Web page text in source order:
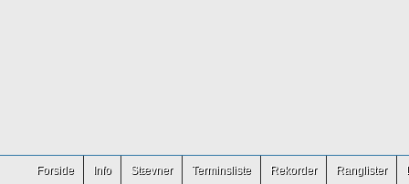
Forside Info Stævner Terminsliste Rekorder Ranglister